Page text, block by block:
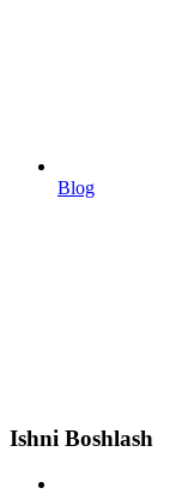
Blog
Ishni Boshlash